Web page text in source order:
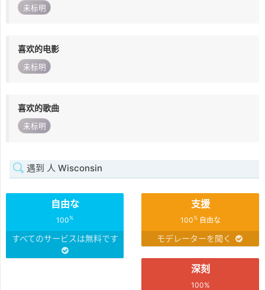
未标明
喜欢的电影
未标明
喜欢的歌曲
未标明
遇到 人 Wisconsin
自由な
100%
すべてのサービスは無料です
支援
100%自由な
モデレーターを聞く
深刻
100%